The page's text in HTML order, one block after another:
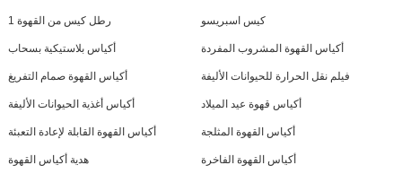
1 رطل كيس من القهوة كيس اسبريسو
أكياس بلاستيكية بسحاب أكياس القهوة المشروب المفردة
أكياس القهوة صمام التفريغ فيلم نقل الحرارة للحيوانات الأليفة
أكياس أغذية الحيوانات الأليفة أكياس قهوة عيد الميلاد
أكياس القهوة القابلة لإعادة التعبئة أكياس القهوة المثلجة
هدية أكياس القهوة أكياس القهوة الفاخرة